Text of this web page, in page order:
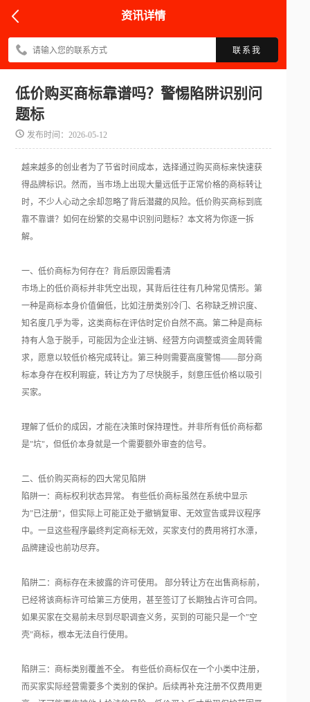
资讯详情
联系我
低价购买商标靠谱吗？警惕陷阱识别问
题标
发布时间：2026-05-12
越来越多的创业者为了节省时间成本，选择通过购买商标来快速获
得品牌标识。然而，当市场上出现大量远低于正常价格的商标转让
时，不少人心动之余却忽略了背后潜藏的风险。低价购买商标到底
靠不靠谱？如何在纷繁的交易中识别问题标？本文将为你逐一拆
解。
一、低价商标为何存在？背后原因需看清
市场上的低价商标并非凭空出现，其背后往往有几种常见情形。第
一种是商标本身价值偏低，比如注册类别冷门、名称缺乏辨识度、
知名度几乎为零，这类商标在评估时定价自然不高。第二种是商标
持有人急于脱手，可能因为企业注销、经营方向调整或资金周转需
求，愿意以较低价格完成转让。第三种则需要高度警惕——部分商
标本身存在权利瑕疵，转让方为了尽快脱手，刻意压低价格以吸引
买家。
理解了低价的成因，才能在决策时保持理性。并非所有低价商标都
是"坑"，但低价本身就是一个需要额外审查的信号。
二、低价购买商标的四大常见陷阱
陷阱一：商标权利状态异常。 有些低价商标虽然在系统中显示
为"已注册"，但实际上可能正处于撤销复审、无效宣告或异议程序
中。一旦这些程序最终判定商标无效，买家支付的费用将打水漂，
品牌建设也前功尽弃。
陷阱二：商标存在未披露的许可使用。 部分转让方在出售商标前，
已经将该商标许可给第三方使用，甚至签订了长期独占许可合同。
如果买家在交易前未尽到尽职调查义务，买到的可能只是一个"空
壳"商标，根本无法自行使用。
陷阱三：商标类别覆盖不全。 有些低价商标仅在一个小类中注册，
而买家实际经营需要多个类别的保护。后续再补充注册不仅费用更